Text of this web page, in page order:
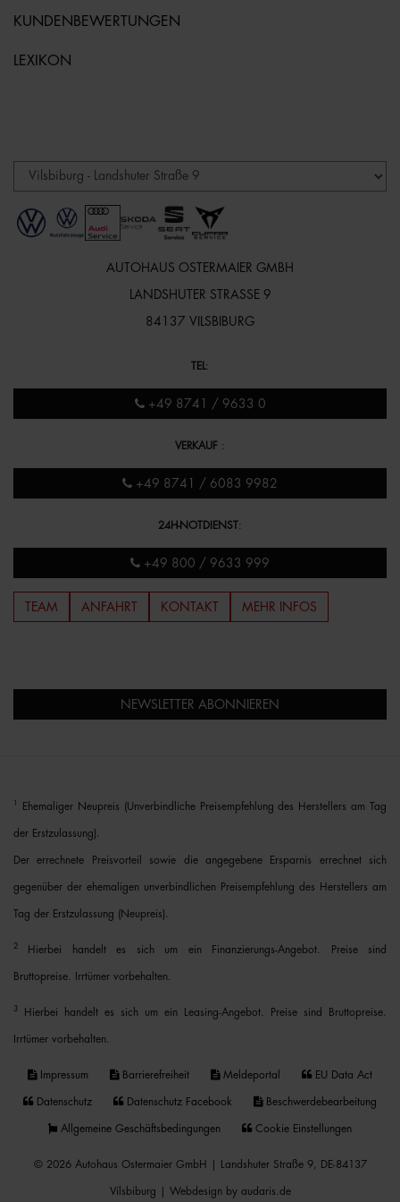
KUNDENBEWERTUNGEN
LEXIKON
AUTOHAUS OSTERMAIER GMBH
LANDSHUTER STRASSE 9
84137 VILSBIBURG
TEL :
+49 8741 / 9633 0
VERKAUF :
+49 8741 / 6083 9982
24H-NOTDIENST:
+49 800 / 9633 999
TEAM ANFAHRT KONTAKT MEHR INFOS
NEWSLETTER ABONNIEREN
Ehemaliger Neupreis (Unverbindliche Preisempfehlung des Herstellers am Tag
der Erstzulassung).
Der errechnete Preisvorteil sowie die angegebene Ersparnis errechnet sich
gegenüber der ehemaligen unverbindlichen Preisempfehlung des Herstellers am
Tag der Erstzulassung (Neupreis).
2 Hierbei handelt es sich um ein Finanzierungs-Angebot. Preise sind
Bruttopreise. Irrtümer vorbehalten.
3 Hierbei handelt es sich um ein Leasing-Angebot. Preise sind Bruttopreise.
Irrtümer vorbehalten.
Impressum Barrierefreiheit Meldeportal EU Data Act
Datenschutz Datenschutz Facebook Beschwerdebearbeitung
Allgemeine Geschäftsbedingungen Cookie Einstellungen
© 2026 Autohaus Ostermaier GmbH | Landshuter Straße 9, DE-84137
Vilsbiburg | Webdesign by audaris.de